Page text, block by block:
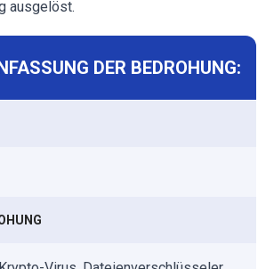
ausgelöst.
DER BEDROHUNG: